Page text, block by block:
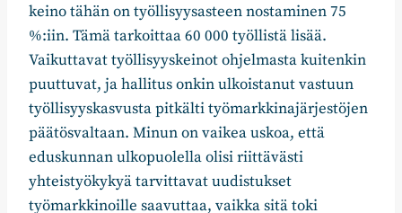
keino tähän on työllisyysasteen nostaminen 75
%:iin. Tämä tarkoittaa 60 000 työllistä lisää.
Vaikuttavat työllisyyskeinot ohjelmasta kuitenkin
puuttuvat, ja hallitus onkin ulkoistanut vastuun
työllisyyskasvusta pitkälti työmarkkinajärjestöjen
päätösvaltaan. Minun on vaikea uskoa, että
eduskunnan ulkopuolella olisi riittävästi
yhteistyökykyä tarvittavat uudistukset
työmarkkinoille saavuttaa, vaikka sitä toki